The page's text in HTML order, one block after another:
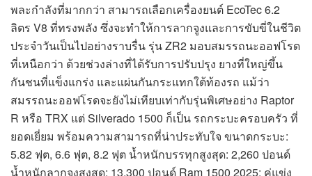
พละกำลังที่มากกว่า สามารถเลือกเครื่องยนต์ EcoTec 6.2
ลิตร V8 ที่ทรงพลัง ซึ่งจะทำให้การลากจูงและการขับขี่ในชีวิต
ประจำวันเป็นไปอย่างราบรื่น รุ่น ZR2 มอบสมรรถนะออฟโรด
ที่เหนือกว่า ด้วยช่วงล่างที่ได้รับการปรับปรุง ยางที่ใหญ่ขึ้น
กันชนที่แข็งแกร่ง และแผ่นกันกระแทกใต้ท้องรถ แม้ว่า
สมรรถนะออฟโรดจะยังไม่เทียบเท่ากับรุ่นพิเศษอย่าง Raptor
R หรือ TRX แต่ Silverado 1500 ก็เป็น รถกระบะครอบครัว ที่
ยอดเยี่ยม พร้อมความสามารถที่น่าประทับใจ ขนาดกระบะ:
5.82 ฟุต, 6.6 ฟุต, 8.2 ฟุต น้ำหนักบรรทุกสูงสุด: 2,260 ปอนด์
น้ำหนักลากจูงสูงสุด: 13,300 ปอนด์ Ram 1500 2025: คู่แข่ง